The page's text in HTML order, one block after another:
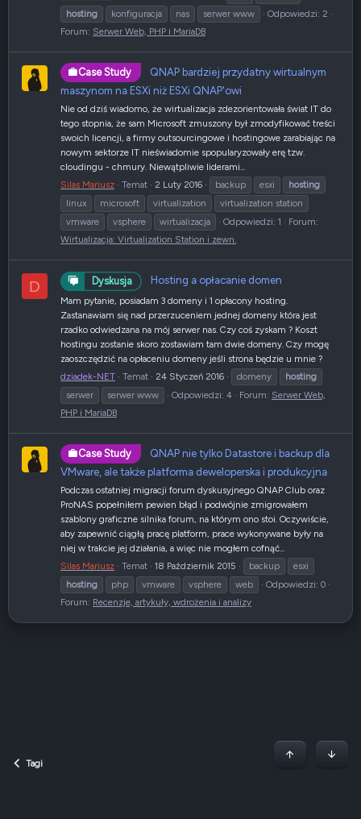
hosting
konfiguracja nas serwer www
Odpowiedzi: 2
Forum: Serwer Web, PHP i MariaDB
Case Study
QNAP bardziej przydatny wirtualnym
maszynom na ESXi niż ESXi QNAP'owi
Nie od dziś wiadomo, że wirtualizacja zdezorientowała świat IT do
tego stopnia, że sam Microsoft zmuszony był zmodyfikować treści
swoich licencji, a firmy outsourcingowe i hostingowe zarabiając na
nowym sektorze IT nieświadomie spopularyzowały erę tzw.
cloudingu - chmury. Niewątpliwie liderami...
Silas Mariusz
Temat 2 Luty 2016 backup esxi
hosting
linux
microsoft virtualization
virtualization station
vmware
vsphere wirtualizacja Odpowiedzi: 1
Forum:
Wirtualizacja: Virtualization Station i zewn.
D Dyskusja Hosting a opłacanie domen
Mam pytanie, posiadam 3 domeny i 1 opłacony hosting.
Zastanawiam się nad przerzuceniem jednej domeny która jest
rzadko odwiedzana na mój serwer nas. Czy coś zyskam ? Koszt
hostingu zostanie skoro zostawiam tam dwie domeny. Czy mogę
zaoszczędzić na opłaceniu domeny jeśli strona będzie u mnie ?
dziadek-NET
Temat 24 Styczeń 2016 domeny
hosting
serwer
serwer www Odpowiedzi: 4 Forum: Serwer Web,
PHP i MariaDB
Case Study
QNAP nie tylko Datastore i backup dla
VMware, ale także platforma deweloperska i produkcyjna
Podczas ostatniej migracji forum dyskusyjnego QNAP Club oraz
ProNAS popełniłem pewien błąd i podwójnie zmigrowałem
szablony graficzne silnika forum, na którym ono stoi. Oczywiście,
aby zapewnić ciągłą pracę platform, prace wykonywane były na
niej w trakcie jej działania, a więc nie mogłem cofnąć...
Silas Mariusz
Temat 18 Październik 2015 backup
esxi
hosting
php vmware vsphere web
Odpowiedzi: 0
Forum: Recenzje, artykuły, wdrożenia i analizy
Tagi PoczątekDół